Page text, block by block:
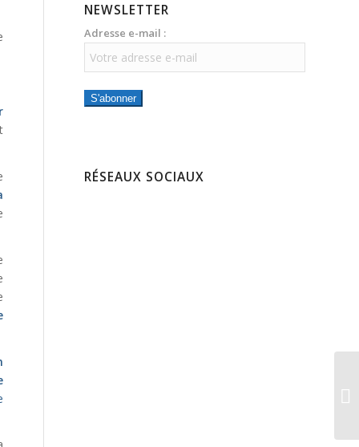
NEWSLETTER
Adresse e-mail :
S'abonner
RÉSEAUX SOCIAUX